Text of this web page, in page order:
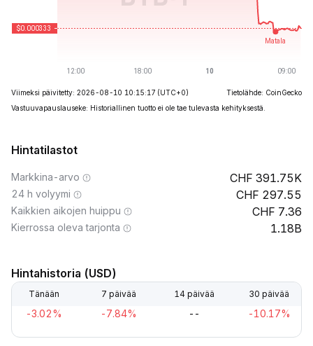
Viimeksi päivitetty: 2026-08-10 10:15:17 (UTC+0)
Tietolähde: CoinGecko
Vastuuvapauslauseke: Historiallinen tuotto ei ole tae tulevasta kehityksestä.
Hintatilastot
Markkina-arvo 391.75K
24 h volyymi 297.55
Kaikkien aikojen huippu 7.36
Kierrossa oleva tarjonta 1.18B
Hintahistoria (USD)
Tänään 7 päivää 14 päivää 30 päivää
-3.02% -7.84% -- -10.17%